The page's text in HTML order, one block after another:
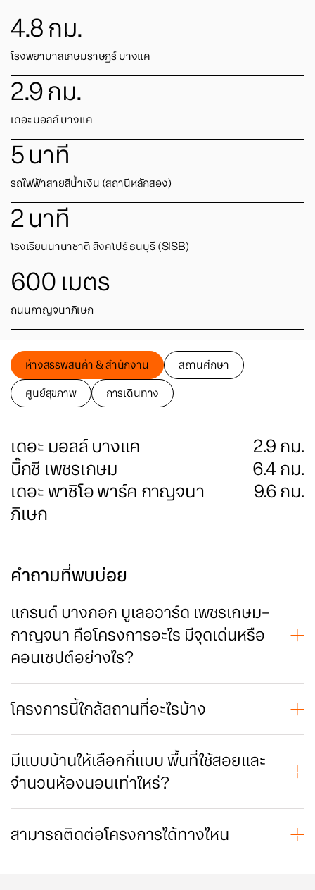
600 เมตร
ถนนกาญจนาภิเษก
2 นาที
โรงเรียนนานาชาติ สิงคโปร์ ธนบุรี (SISB)
5 นาที
รถไฟฟ้าสายสีน้ำเงิน (สถานีหลักสอง)
2.9กม.
เดอะ มอลล์ บางแค
4.8 กม.
โรงพยาบาลเกษมราษฎร์ บางแค
ห้างสรรพสินค้า & สำนักงาน
สถานศึกษา
ศูนย์สุขภาพ
การเดินทาง
เดอะ มอลล์ บางแค 2.9 กม.
บิ๊กซี เพชรเกษม
6.4กม.
เดอะ พาซิโอ พาร์ค กาญจนา
ภิเษก
9.6กม.
คำถามที่พบบ่อย
แกรนด์ บางกอก บูเลอวาร์ด เพชรเกษม–
กาญจนา คือโครงการอะไร มีจุดเด่นหรือ
คอนเซปต์อย่างไร?
ประเทศ Austria สัญลักษณ์แห่งสถาปัตยกรรมสไตล์ Gothic ที่เต็ม
ไปด้วยรายละเอียด ประณีตและทรงคุณค่า เฉลิมฉลองแด่ชีวิตที่
สมบูรณ์แบบ กับความยิ่ง ใหญ่แห่งสถาปัตยกรรม และความเชื่อม
โยงเรื่อง ราวจากอดีตสู่ปัจจุบัน
โครงการนี้ใกล้สถานที่อะไรบ้าง
เมืองโซน CBD อีกทั้งเดินทาง เพชรเกษม- บางแค และ ถนนพุทธ
มณฑล สาย 1 ได้อย่างสะดวก
มีแบบบ้านให้เลือกกี่แบบ พื้นที่ใช้สอยและ
จำนวนห้องนอนเท่าไหร่?
-ฟังก์ชัน 4 ห้องนอน 5 ห้องน้ำ 3 ที่จอดรถ 1 ห้องแม่บ้าน
HAYDN บ้านเดี่ยว 2 ชั้น พื้นที่ใช้สอย 521 ตร.ม.
สามารถติดต่อโครงการได้ทางไหน